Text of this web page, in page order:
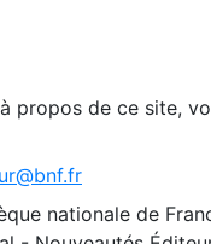
propos de ce site,
nationale de